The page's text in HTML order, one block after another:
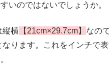
いのではないでしょうか。
縦横 【21cm×29.7cm】 なの
なります。これをインチで